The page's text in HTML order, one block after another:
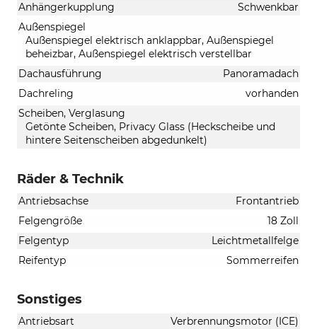
Anhängerkupplung
Schwenkbar
Außenspiegel
Außenspiegel elektrisch anklappbar, Außenspiegel
beheizbar, Außenspiegel elektrisch verstellbar
Dachausführung
Panoramadach
Dachreling
vorhanden
Scheiben, Verglasung
Getönte Scheiben, Privacy Glass (Heckscheibe und
hintere Seitenscheiben abgedunkelt)
Räder & Technik
Antriebsachse
Frontantrieb
Felgengröße
18 Zoll
Felgentyp
Leichtmetallfelge
Reifentyp
Sommerreifen
Sonstiges
Antriebsart
Verbrennungsmotor (ICE)